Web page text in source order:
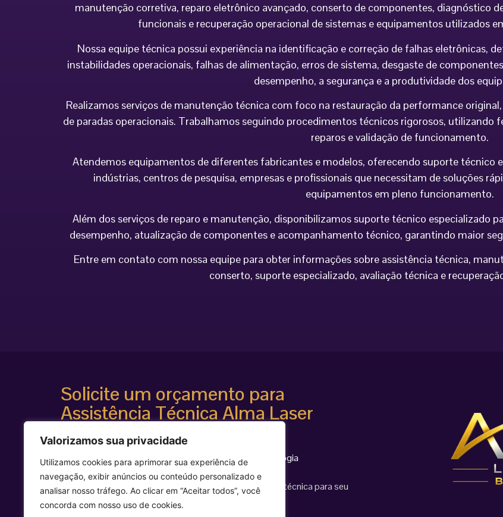
Valorizamos sua privacidade
Utilizamos cookies para aprimorar sua experiência de
navegação, exibir anúncios ou conteúdo personalizado e
analisar nosso tráfego. Ao clicar em “Aceitar todos”, você
concorda com nosso uso de cookies.
manutenção corretiva, reparo eletrônico avançado, conserto de componentes, diagnóstico
funcionais e recuperação operacional de sistemas e equipamentos utilizados
Nossa equipe técnica possui experiência na identificação e correção de falhas eletrônicas,
instabilidades operacionais, falhas de alimentação, erros de sistema, desgaste de
desempenho, a segurança e a produtividade dos
Realizamos serviços de manutenção técnica com foco na restauração da performance
de paradas operacionais. Trabalhamos seguindo procedimentos técnicos rigorosos, utilizando
reparos e validação de funcionamento.
Atendemos equipamentos de diferentes fabricantes e modelos, oferecendo suporte técnico
indústrias, centros de pesquisa, empresas e profissionais que necessitam de soluções
equipamentos em pleno funcionamento.
Além dos serviços de reparo e manutenção, disponibilizamos suporte técnico especializado
desempenho, atualização de componentes e acompanhamento técnico, garantindo maior
Entre em contato com nossa equipe para obter informações sobre assistência técnica,
conserto, suporte especializado, avaliação técnica e
Solicite um orçamento para
Assistência Técnica Alma Laser
Diagnóstico técnico avançado
Suporte para equipamentos estéticos de alta tecnologia
Agilidade e segurança técnica
Entre em contato agora mesmo e solicite uma avaliação técnica para seu
equipamento Alma Laser.